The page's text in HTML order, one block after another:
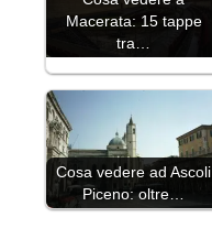
Macerata: 15 tappe
tra…
Cosa vedere ad Ascoli
Piceno: oltre…